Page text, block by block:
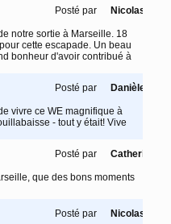
Posté par Nicolas
notre sortie à Marseille. 18
cette escapade. Un beau
bonheur d'avoir contribué à
Posté par Danièle
vivre ce WE magnifique à
- tout y était! Vive
Posté par Catherine
que des bons moments
Posté par Nicolas